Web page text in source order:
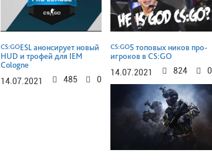
CS:GOESL анонсирует новый
HUD и трофей для IEM
Cologne
14.07.2021
0
485
CS:GO5 топовых ников про-
игроков в CS:GO
14.07.2021
0
824